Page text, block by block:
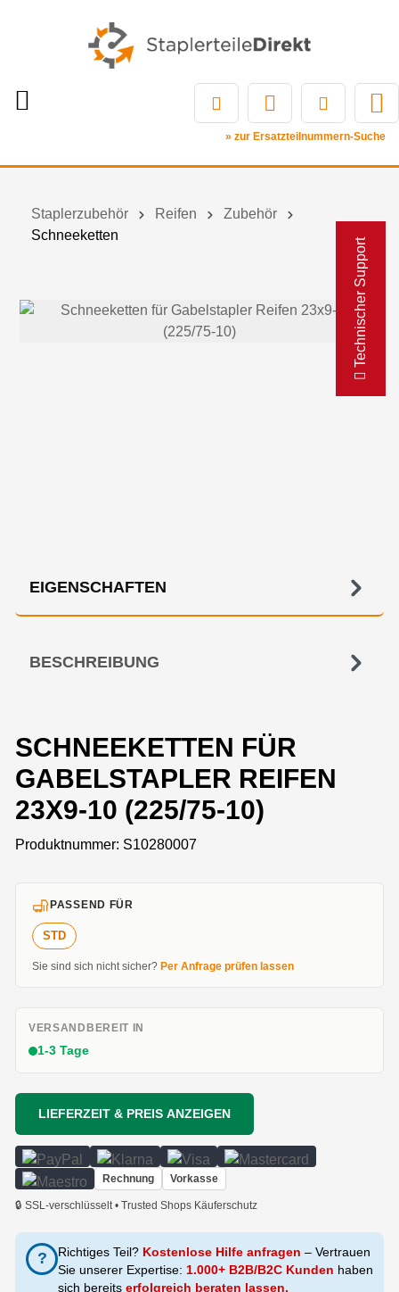
Technischer Support
» zur Ersatzteilnummern-Suche
Staplerzubehör Reifen
Zubehör
Schneeketten
EIGENSCHAFTEN
BESCHREIBUNG
SCHNEEKETTEN FÜR
GABELSTAPLER REIFEN
23X9-10 (225/75-10)
Produktnummer: S10280007
PASSEND FÜR
STD
Sie sind sich nicht sicher? Per Anfrage prüfen lassen
VERSANDBEREIT IN
1-3 Tage
LIEFERZEIT & PREIS ANZEIGEN
Rechnung Vorkasse
🔒 SSL-verschlüsselt • Trusted Shops Käuferschutz
? Richtiges Teil? Kostenlose Hilfe anfragen – Vertrauen
Sie unserer Expertise: 1.000+ B2B/B2C Kunden haben
sich bereits erfolgreich beraten lassen.